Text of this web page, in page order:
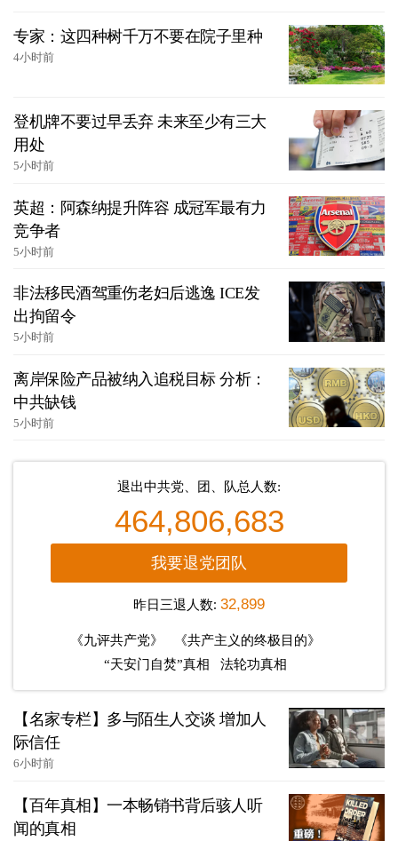
专家：这四种树千万不要在院子里种
4小时前
登机牌不要过早丢弃 未来至少有三大
用处
5小时前
英超：阿森纳提升阵容 成冠军最有力
竞争者
5小时前
非法移民酒驾重伤老妇后逃逸 ICE发
出拘留令
5小时前
离岸保险产品被纳入追税目标 分析：
中共缺钱
5小时前
退出中共党、团、队总人数:
464,806,683
我要退党团队
昨日三退人数: 32,899
《九评共产党》
《共产主义的终极目的》
“天安门自焚”真相
法轮功真相
【名家专栏】多与陌生人交谈 增加人
际信任
6小时前
【百年真相】一本畅销书背后骇人听
闻的真相